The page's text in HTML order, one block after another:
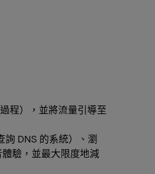
程），並將流量引導至
DNS 的系統）、瀏
驗，並最大限度地減